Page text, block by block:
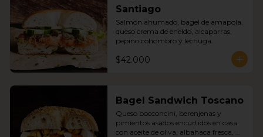
Santiago
Salmón ahumado, bagel de amapola,
queso crema de eneldo, alcaparras,
pepino cohombro y lechuga.
$42.000
Bagel Sandwich Toscano
Queso bocconcini, berenjenas y
pimientos asados encurtidos en casa
con aceite de oliva, albahaca fresca,